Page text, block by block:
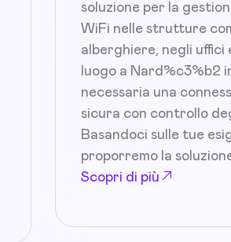
soluzione per la
WiFi nelle strutture
alberghiere, negli uffici
luogo a Nard%c3%b2
necessaria una
sicura con controllo
Basandoci sulle tue
proporremo la
Scopri di più